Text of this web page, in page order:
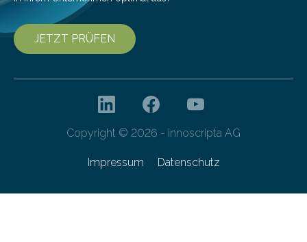
JETZT PRÜFEN
Copyright © 2026 - innoscripta AG
Impressum Datenschutz